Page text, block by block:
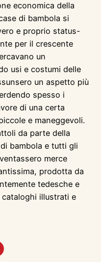
economica della
di bambola si
e proprio status-
per il crescente
un
usi e costumi delle
un aspetto più
spesso i
di una certa
e maneggevoli.
da parte della
bambola e tutti gli
merce
prodotta da
tedesche e
illustrati e